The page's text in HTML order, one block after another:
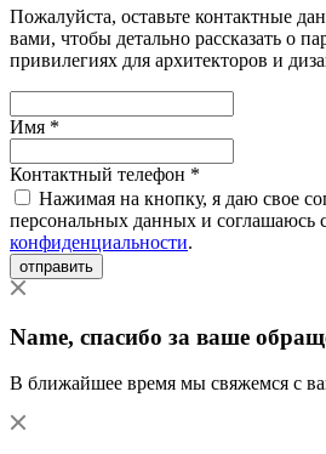
Пожалуйста, оставьте контактные
вами, чтобы детально рассказать о
привилегиях для архитекторов и
Имя *
Контактный телефон *
Нажимая на кнопку, я даю свое
персональных данных и соглашаюсь
конфиденциальности.
отправить
Name, спасибо за ваше
В ближайшее время мы свяжемся с